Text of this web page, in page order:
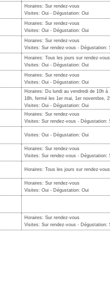
Horaires: Sur rendez-vous
Visites: Oui - Dégustation: Oui
Horaires: Sur rendez-vous
Visites: Oui - Dégustation: Oui
Horaires: Sur rendez-vous
Visites: Sur rendez-vous - Dégustation:
Horaires: Tous les jours sur rendez-vous
Visites: Oui - Dégustation: Oui
Horaires: Sur rendez-vous
Visites: Oui - Dégustation: Oui
Horaires: Du lundi au vendredi de 10h
18h, fermé les 1er mai, 1er novembre,
Visites: Oui - Dégustation: Oui
Horaires: Sur rendez-vous
Visites: Sur rendez-vous - Dégustation:
Visites: Oui - Dégustation: Oui
Horaires: Sur rendez-vous
Visites: Sur rendez-vous - Dégustation:
Horaires: Tous les jours sur rendez-
Horaires: Sur rendez-vous
Visites: Oui - Dégustation: Oui
Horaires: Sur rendez-vous
Visites: Sur rendez-vous - Dégustation: